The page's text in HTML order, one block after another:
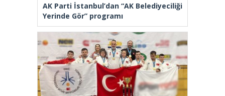
AK Parti İstanbul’dan “AK Belediyeciliği
Yerinde Gör” programı